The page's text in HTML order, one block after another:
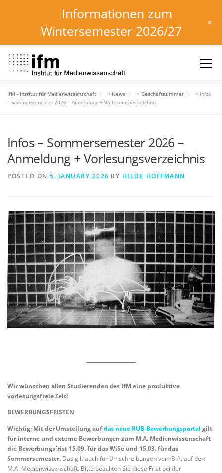
content
Menu
HOME NEWS KALENDER STUDIUM
INSTITUT DOWNLOADS
IfM - Institut für Medienwissenschaft > News > Geschäftszimmer > Infos
– Sommersemester 2026 – Anmeldung + Vorlesungsverzeichnis
Infos – Sommersemester 2026 –
Anmeldung + Vorlesungsverzeichnis
POSTED ON 5. JANUARY 2026 BY HILDE HOFFMANN
Wir wünschen allen Studierenden des IfM eine produktive
vorlesungsfreie Zeit!
BEWERBUNGSFRISTEN
Wichtig: Mit der Umstellung aufdas neue RUB-Bewerbungsportal gilt
für interne und externe Bewerbungen zum M.A. Medienwissenschaft
die Bewerbungsfrist 15.09. für das WiSe und 15.03. für das
Sommersemester. Das gilt auch für Umschreibungen vom B.A. auf den
M.A. Medienwissenschaft. Bitte beachten Sie diese Frist bei der
Informationen zum
Wintersemester 2026/27
+